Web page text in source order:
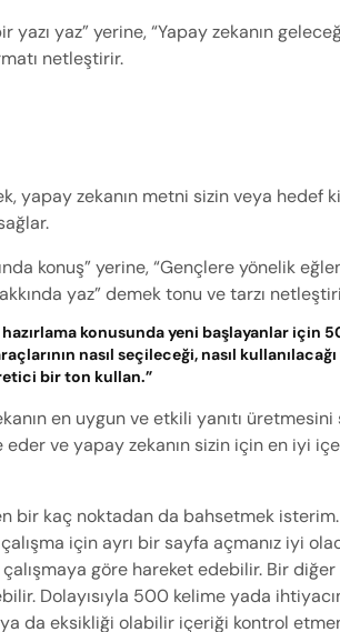
yazı yaz” yerine, “Yapay zekanın
netleştirir.
yapay zekanın metni sizin veya hedef
konuş” yerine, “Gençlere yönelik
yaz” demek tonu ve tarzı
hazırlama konusunda yeni başlayanlar için
nasıl seçileceği, nasıl
bir ton kullan.”
en uygun ve etkili yanıtı üretmesini
ve yapay zekanın sizin için en iyi
bir kaç noktadan da bahsetmek
için ayrı bir sayfa açmanız iyi
göre hareket edebilir. Bir diğer
Dolayısıyla 500 kelime yada
ya da eksikliği olabilir içeriği kontrol